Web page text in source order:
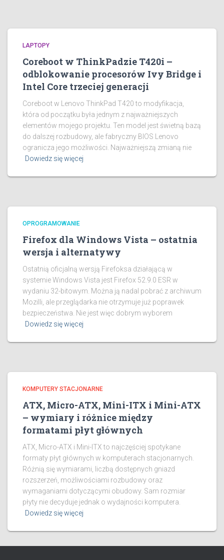
LAPTOPY
Coreboot w ThinkPadzie T420i –
odblokowanie procesorów Ivy Bridge i
Intel Core trzeciej generacji
Coreboot w Lenovo ThinkPad T420 to modyfikacja,
która od początku była jednym z najważniejszych
elementów mojego projektu. Ten model jest świetną bazą
do dalszej rozbudowy, ale fabryczny BIOS Lenovo
ogranicza jego możliwości. Najważniejszą zmianą nie
Dowiedz się więcej
OPROGRAMOWANIE
Firefox dla Windows Vista – ostatnia
wersja i alternatywy
Ostatnią oficjalną wersją Firefoksa działającą w
systemie Windows Vista jest Firefox 52.9.0 ESR w
wydaniu 32-bitowym. Można ją nadal pobrać z archiwum
Mozilli, ale przeglądarka nie otrzymuje już poprawek
bezpieczeństwa. Nie jest więc dobrym wyborem
Dowiedz się więcej
KOMPUTERY STACJONARNE
ATX, Micro-ATX, Mini-ITX i Mini-ATX
– wymiary i różnice między
formatami płyt głównych
ATX, Micro-ATX i Mini-ITX to najczęściej spotykane
formaty płyt głównych w komputerach stacjonarnych.
Różnią się wymiarami, liczbą dostępnych gniazd
rozszerzeń, możliwościami rozbudowy oraz
wymaganiami dotyczącymi obudowy. Sam rozmiar
płyty nie decyduje jednak o wydajności komputera.
Dowiedz się więcej